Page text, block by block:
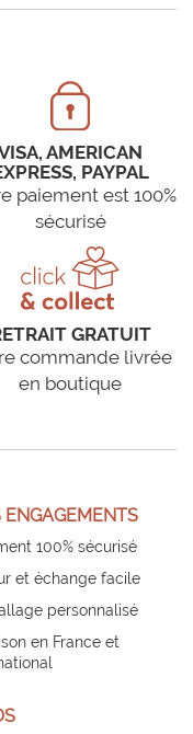
AMERICAN
PAYPAL
paiement est 100%
sécurisé
GRATUIT
commande livrée
en boutique
ENGAGEMENTS
100% sécurisé
et échange facile
personnalisé
en France et